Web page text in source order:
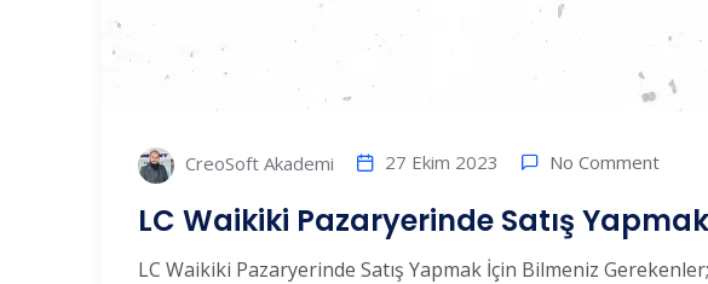
CreoSoft Akademi 27 Ekim 2023 No Comment
LC Waikiki Pazaryerinde Satış Yapmak
LC Waikiki Pazaryerinde Satış Yapmak İçin Bilmeniz